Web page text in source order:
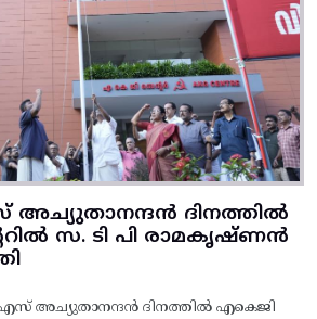
ദിനത്തിൽ
സ. ടി പി രാമകൃഷ്‌ണൻ
അച്യുതാനന്ദൻ ദിനത്തിൽ എകെജി